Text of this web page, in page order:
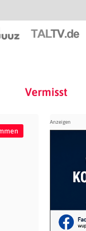
Vermisst